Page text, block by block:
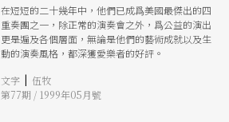
在短短的二十幾年中，他們已成爲美國最傑出的四
重奏團之一，除正常的演奏會之外，爲公益的演出
更是遍及各個層面，無論是他們的藝術成就以及生
動的演奏風格，都深獲愛樂者的好評。
文字 | 伍牧
第77期 / 1999年05月號